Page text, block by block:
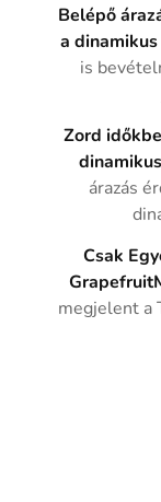
Belépő
a
is
Zord
árazás
Csak
megjelent a